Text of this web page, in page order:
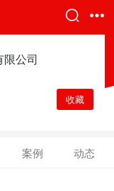
公司
收藏
案例 动态